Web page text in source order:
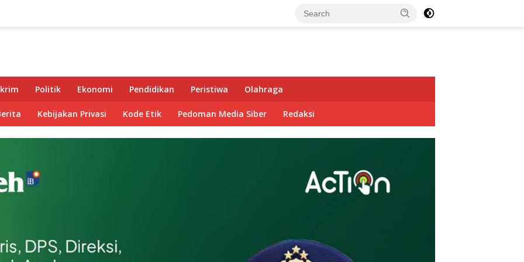
Politik Ekonomi Pendidikan Peristiwa Olahraga
Kebijakan Privasi Kode Etik Pedoman Media Siber Redaksi